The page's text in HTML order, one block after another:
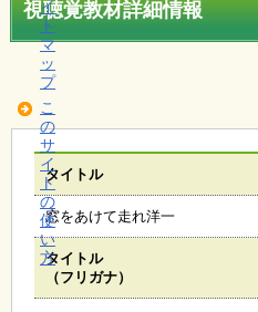
知
ら
せ
講
座
・
イ
ベ
ト
イ
ト
マ
ッ
プ
こ
の
サ
イ
ト
の
使
い
方
視聴覚教材詳細情報
タイトル
窓をあけて走れ洋一
タイトル
（フリガナ）